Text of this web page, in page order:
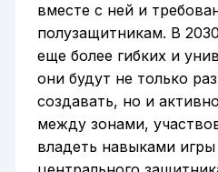
вместе с ней и
полузащитникам. В
еще более гибких и
они будут не только
создавать, но и
между зонами,
владеть навыками